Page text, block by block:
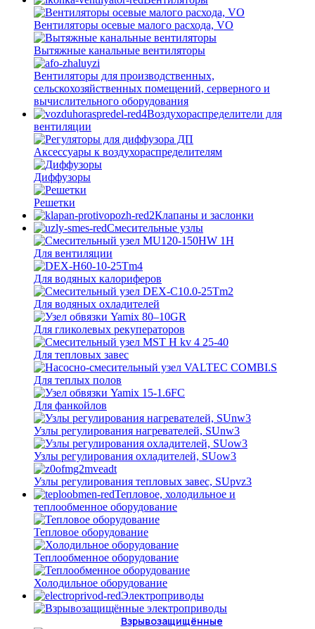
Вентиляторы осевые малого расхода, VO
Вытяжные канальные вентиляторы
Вентиляторы для производственных,
сельскохозяйственных помещений, серверного и
вычислительного оборудования
Воздухораспределители для
вентиляции
Аксессуары к воздухораспределителям
Диффузоры
Решетки
Клапаны и заслонки
Смесительные узлы
Для вентиляции
Для водяных калориферов
Для водяных охладителей
Для гликолевых рекуператоров
Для тепловых завес
Для теплых полов
Для фанкойлов
Узлы регулирования нагревателей, SUnw3
Узлы регулирования охладителей, SUow3
Узлы регулирования тепловых завес, SUpvz3
Тепловое, холодильное и
теплообменное оборудование
Тепловое оборудование
Теплообменное оборудование
Холодильное оборудование
Электроприводы
Взрывозащищённые